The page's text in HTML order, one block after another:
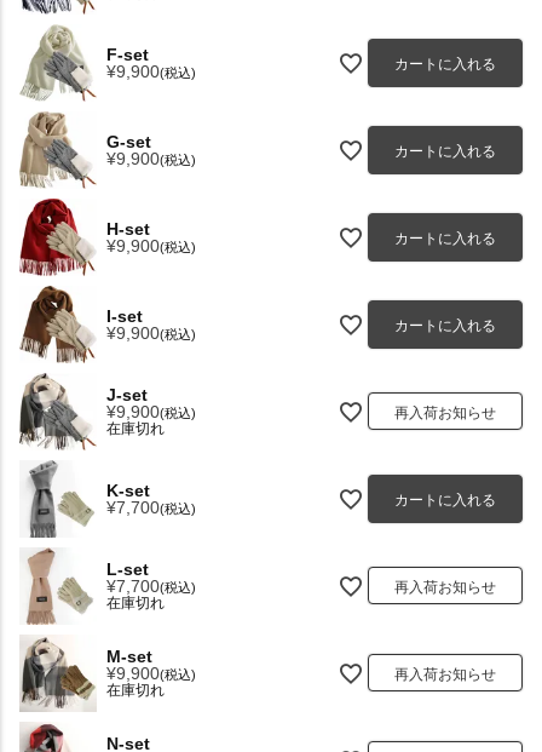
F-set
¥9,900 税込 カートに入れる
G-set
¥9,900 税込 カートに入れる
H-set
¥9,900 税込 カートに入れる
I-set
¥9,900 税込 カートに入れる
J-set
¥9,900 税込
在庫切れ
再入荷お知らせ
K-set
¥7,700 税込 カートに入れる
L-set
¥7,700 税込
在庫切れ
再入荷お知らせ
M-set
¥9,900 税込
在庫切れ
再入荷お知らせ
N-set